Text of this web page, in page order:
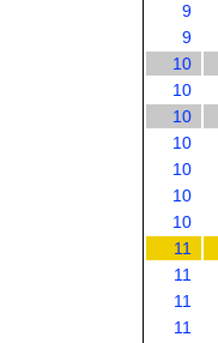
9
9
10
10
10
10
10
10
10
11
11
11
11